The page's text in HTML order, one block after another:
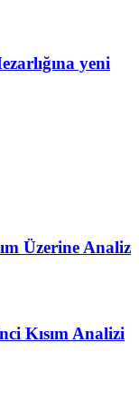
yeni
Üzerine Analiz
Kısım Analizi